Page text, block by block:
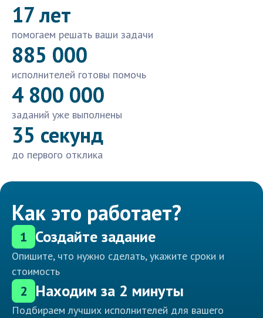
17 лет
помогаем решать ваши задачи
885 000
исполнителей готовы помочь
4 800 000
заданий уже выполнены
35 секунд
до первого отклика
Как это работает?
1 Создайте задание
Опишите, что нужно сделать, укажите сроки и
стоимость
2 Находим за 2 минуты
Подбираем лучших исполнителей для вашего